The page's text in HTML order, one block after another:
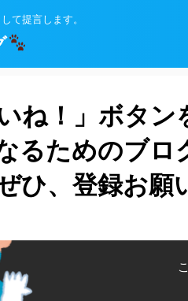
て提言します。
ね！」ボタン
るためのブロ
ひ、登録お願